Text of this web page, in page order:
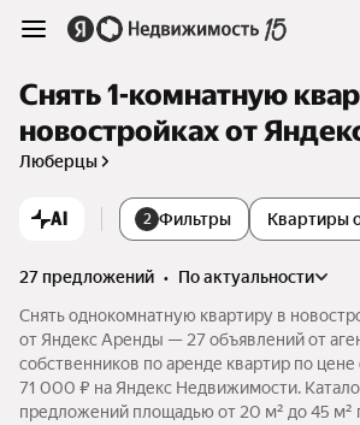
Снять 1-комнатную
новостройках от
Люберцы
AI 2 Фильтры Квартиры
27 предложений •
по актуальности
Снять однокомнатную квартиру в
от Яндекс Аренды — 27 объявлений от
собственников по аренде квартир по
71 000 ₽ на Яндекс Недвижимости.
предложений площадью от 20 м² до 45 м²